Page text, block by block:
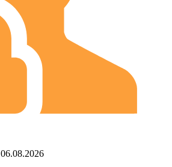
06.08.2026